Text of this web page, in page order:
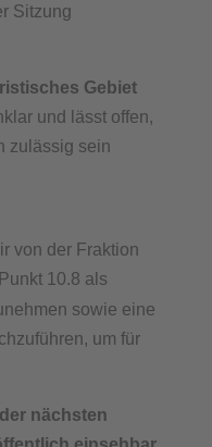
Sitzung
Gebiet
und lässt offen,
zulässig sein
von der Fraktion
10.8 als
sowie eine
um für
nächsten